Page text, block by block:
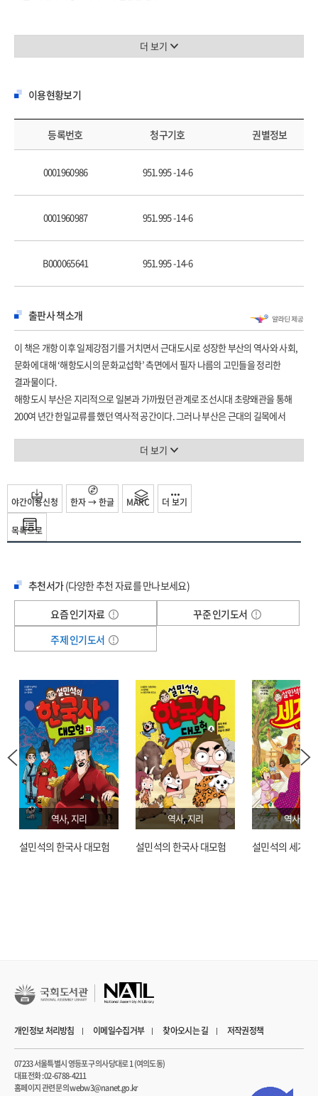
1장 일본거류지 사회의 형성과 자치기구의 활동
4장 식민지 해항도시 부산의 공간, 연구, 산업구조의 변동
5장 일본인의 상수도시설 확장공사와 수도사용 현황
6장 전기부영운동을 둘러싼 '공중(公衆)과 공론(公論)'의 동향
Ⅲ 일본인의 생활과 도시문화의 변용
7장 용두산신사와 용미산신사의 조성과 사회적 기능
보론
참고문헌
더 보기
이용현황보기
등록번호 청구기호 권별정보
0001960986 951.995 -14-6
0001960987 951.995 -14-6
B000065641 951.995 -14-6
출판사 책소개
이 책은 개항 이후 일제강점기를 거치면서 근대도시로 성장한 부산의 역사와 사회,
문화에 대해 ‘해항도시의 문화교섭학’ 측면에서 필자 나름의 고민들을 정리한
결과물이다.
해항도시 부산은 지리적으로 일본과 가까웠던 관계로 조선시대 초량왜관을 통해
200여 년간 한일교류를 했던 역사적 공간이다. 그러나 부산은 근대의 길목에서
근대성이 착종된 공간으로 변화하게 된다. 그 결과 알렌이 말했듯이 “부산은 완전히
거치면서 서울 다음으로 제일 많은 일본인이 거주하는 한반도의 대표적인 식민지
해항도시로 성장하였다. 이런 특성들 때문에 부산은 일제강점기를 이해할 수 있는
하나의 축소판과 같은 도시적 성격을 갖게 되었다.
이 책은 식민지 해항도시 부산의 공간적 특성과 재부(在釜)일본인의 활동에 초점을
제1부 ‘재부(在釜)일본인의 형성과 사회활동’은 개항 이후 부산으로 이주해 온
일본인들과 그들의 자치기구였던 거류민회와 거류민단의 형성과 변화과정을
살펴보고 재부일본인 사회단체 중에서 일반인들과 가장 많이 관계를 맺고 있었던
청년단체의 활동에 대해서 조망해 보았다.
제2부 ‘일본인의 도시개발과 지역 공론(公論)의 동향’은 식민지 해항도시 부산이
변화의 과정을 구체적으로 살펴보고 근대도시 생활에서 중요한 상수도사업의
진행과정과 수도사용의 실태를 분석하였다. 그리고 도시개발과 관련해서 대표적
공공재로 인식되었던 전기의 부영화(府營化)운동을 통해 식민지 공중(公衆)과 공론
(公論)의 문제를 정리하였다.
제3부 ‘일본인의 생활과 도시문화의 변용’은 재부일본인들이 부산에서 조성한
다양한 형태의 문화공간과 문화 양태 중 신사(神社)와 공원, 온천과 해수욕장 등의
모습을 통해 재부일본인과 한국인들 사이의 문화변용(acculturation)이라는
측면에서 식민지 해항도시 부산의 도시문화에 대해 구체적 양상을 밝혀 보고자
하였다. (책머리에 中)
더 보기
목록으로
야간이용신청 한자 → 한글 MARC 더 보기
추천서가(다양한 추천 자료를 만나보세요)
요즘 인기자료
꾸준 인기도서
주제 인기도서
역사, 지리
설민석의 한국사 대모험
역사, 지리
설민석의 한국사 대모험
역사, 지
설민석의 세계사
개인정보 처리방침 이메일수집거부 찾아오시는 길 저작권정책
07233 서울특별시 영등포구 의사당대로 1 (여의도동)
대표전화 : 02-6788-4211
홈페이지 관련 문의 webw3@nanet.go.kr